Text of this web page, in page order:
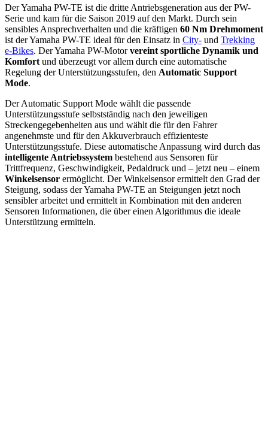
Der Yamaha PW-TE ist die dritte Antriebsgeneration aus der PW-
Serie und kam für die Saison 2019 auf den Markt. Durch sein
sensibles Ansprechverhalten und die kräftigen 60 Nm Drehmoment
ist der Yamaha PW-TE ideal für den Einsatz in City- und Trekking
e-Bikes. Der Yamaha PW-Motorvereint sportliche Dynamik und
Komfort und überzeugt vor allem durch eine automatische
Regelung der Unterstützungsstufen, den Automatic Support
Mode.
Der Automatic Support Mode wählt die passende
Unterstützungsstufe selbstständig nach den jeweiligen
Streckengegebenheiten aus und wählt die für den Fahrer
angenehmste und für den Akkuverbrauch effizienteste
Unterstützungsstufe. Diese automatische Anpassung wird durch das
intelligente Antriebssystem bestehend aus Sensoren für
Trittfrequenz, Geschwindigkeit, Pedaldruck und – jetzt neu – einem
Winkelsensor ermöglicht. Der Winkelsensor ermittelt den Grad der
Steigung, sodass der Yamaha PW-TE an Steigungen jetzt noch
sensibler arbeitet und ermittelt in Kombination mit den anderen
Sensoren Informationen, die über einen Algorithmus die ideale
Unterstützung ermitteln.